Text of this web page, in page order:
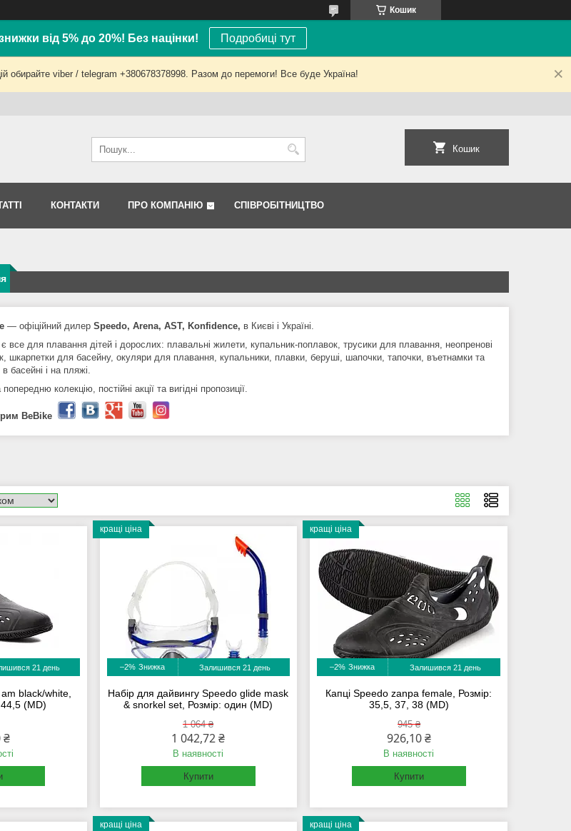
Кошик
від 5% до 20%! Без націнки! Подробиці тут
обирайте viber / telegram +380678378998. Разом до перемоги! Все буде Україна!
Кошик
КОНТАКТИ ПРО КОМПАНІЮ СПІВРОБІТНИЦТВО
― офіційний дилер Speedo, Arena, AST, Konfidence, в Києві і Україні.
все для плавання дітей і дорослих: плавальні жилети, купальник-поплавок, трусики для плавання, неопренові
шкарпетки для басейну, окуляри для плавання, купальники, плавки, беруші, шапочки, тапочки, въетнамки та
басейні і на пляжі.
колекцію, постійні акції та вигідні пропозиції.
BeBike
21 день
black/white,
(MD)
₴
кращі ціна
–2% Залишився 21 день
Набір для дайвингу Speedo glide mask
& snorkel set, Розмір: один (MD)
1 064 ₴
1 042,72 ₴
В наявності
Купити
кращі ціна
–2% Залишився 21 день
Капці Speedo zanpa female, Розмір:
35,5, 37, 38 (MD)
945 ₴
926,10 ₴
В наявності
Купити
кращі ціна кращі ціна